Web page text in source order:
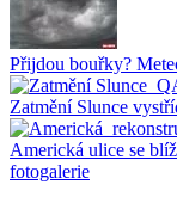
Přijdou bouřky?
Zatmění Slunce
Americká ulice se
fotogalerie